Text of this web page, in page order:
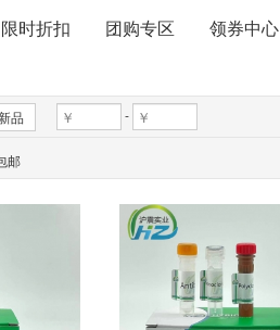
限时折扣 团购专区 领券中心
品 -
邮